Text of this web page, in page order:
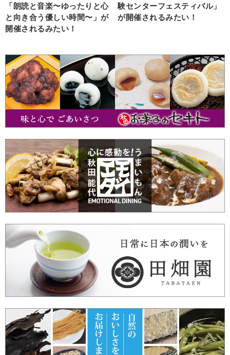
「朗読と音楽〜ゆったりと心
と向き合う優しい時間〜」が
開催されるみたい！
験センターフェスティバル」
が開催されるみたい！